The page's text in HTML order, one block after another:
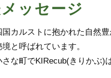
ッセージ
国カルストに抱かれた自然
と呼ばれています。
さな町でKIRecub(きりかぶ)